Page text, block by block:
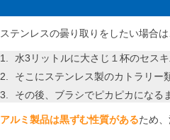
ステンレスの曇り取りをしたい場合は
水3リットルに大さじ１杯のセス
そこにステンレス製のカトラリー
その後、ブラシでピカピカになる
アルミ製品は黒ずむ性質があるため、